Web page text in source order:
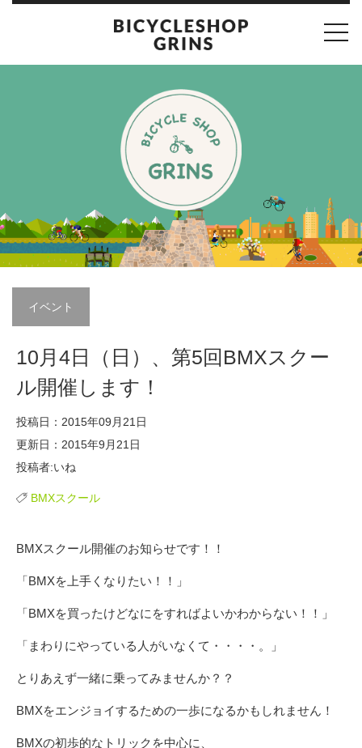
イベント
10月4日（日）、第5回BMXスクー
ル開催します！
投稿日：2015年09月21日
更新日：2015年9月21日
投稿者:いね
BMXスクール
BMXスクール開催のお知らせです！！
「BMXを上手くなりたい！！」
「BMXを買ったけどなにをすればよいかわからない！！」
「まわりにやっている人がいなくて・・・・。」
とりあえず一緒に乗ってみませんか？？
BMXをエンジョイするための一歩になるかもしれません！
BMXの初歩的なトリックを中心に、